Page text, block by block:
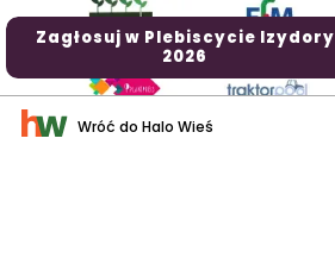
Zagłosuj w Plebiscycie Izydory
2026
Wróć do Halo Wieś